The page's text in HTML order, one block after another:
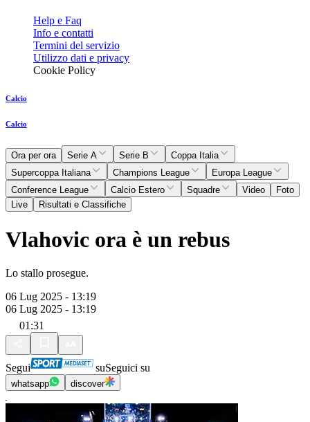
Help e Faq
Info e contatti
Termini del servizio
Utilizzo dati e privacy
Cookie Policy
Calcio
Calcio
Ora per ora Serie A Serie B
Coppa Italia
Supercoppa Italiana
Champions League
Europa League
Conference League
Calcio Estero Squadre Video
Foto
Live
Risultati e Classifiche
Vlahovic ora è un rebus
Lo stallo prosegue.
06 Lug 2025 - 13:19
06 Lug 2025 - 13:19
01:31
Segui suSeguici su
whatsapp discover